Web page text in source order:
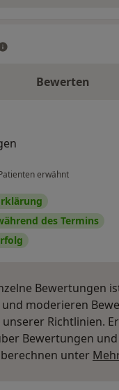
Bewerten
erwähnt
des Termins
Bewertungen
moderieren
Richtlinien.
Bewertungen
unter